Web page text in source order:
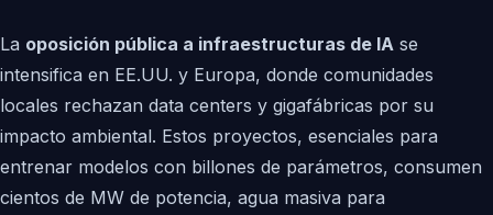
La oposición pública a infraestructuras de IA se
intensifica en EE.UU. y Europa, donde comunidades
locales rechazan data centers y gigafábricas por su
impacto ambiental. Estos proyectos, esenciales para
entrenar modelos con billones de parámetros, consumen
cientos de MW de potencia, agua masiva para